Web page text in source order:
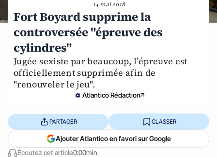
14 mai 2018
Fort Boyard supprime la
controversée "épreuve des
cylindres"
Jugée sexiste par beaucoup, l’épreuve est
officiellement supprimée afin de
"renouveler le jeu".
Atlantico Rédaction
Écoutez cet article0:00min
PARTAGER CLASSER
Ajouter Atlantico en favori sur Google